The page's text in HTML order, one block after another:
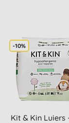
-10%
Kit & Kin Luiers